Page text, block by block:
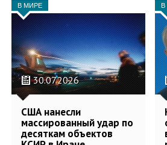
В МИРЕ
30.07.2026
США нанесли
массированный удар по
десяткам объектов
В